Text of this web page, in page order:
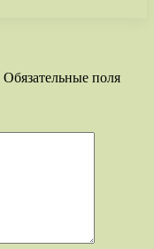
Обязательные поля